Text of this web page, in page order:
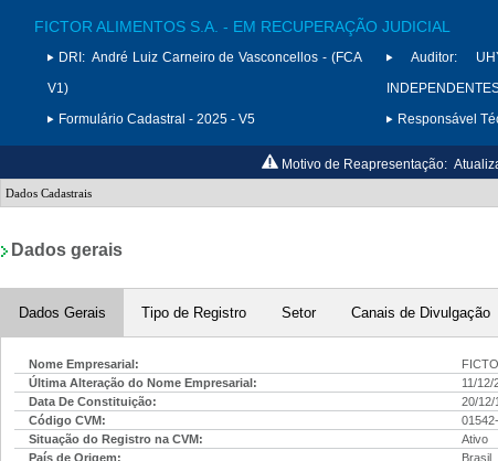
FICTOR ALIMENTOS S.A. - EM RECUPERAÇÃO JUDICIAL
DRI: André Luiz Carneiro de Vasconcellos - (FCA
V1)
Formulário Cadastral - 2025 - V5
Auditor:
Responsável
Motivo de Reapresentação: